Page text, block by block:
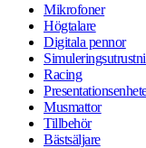
Mikrofoner
Högtalare
Digitala pennor
Racing
Musmattor
Tillbehör
Bästsäljare